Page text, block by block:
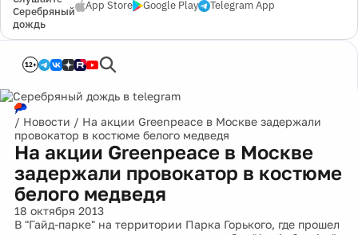
Серебряный
дождь
App Store Google Play Telegram App
12+
/ Новости / На акции Greenpeace в Москве задержали
провокатор в костюме белого медведя
На акции Greenpeace в Москве
задержали провокатор в костюме
белого медведя
18 октября 2013
В "Гайд-парке" на территории Парка Горького, где прошел